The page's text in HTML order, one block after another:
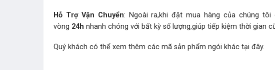
Hỗ Trợ Vận Chuyển: Ngoài ra,khi đặt mua hàng của chúng
vòng 24h nhanh chóng với bất kỳ số lượng,giúp tiếp kiệm thời gian
Quý khách có thể xem thêm các mã sản phẩm ngói khác tại đây.